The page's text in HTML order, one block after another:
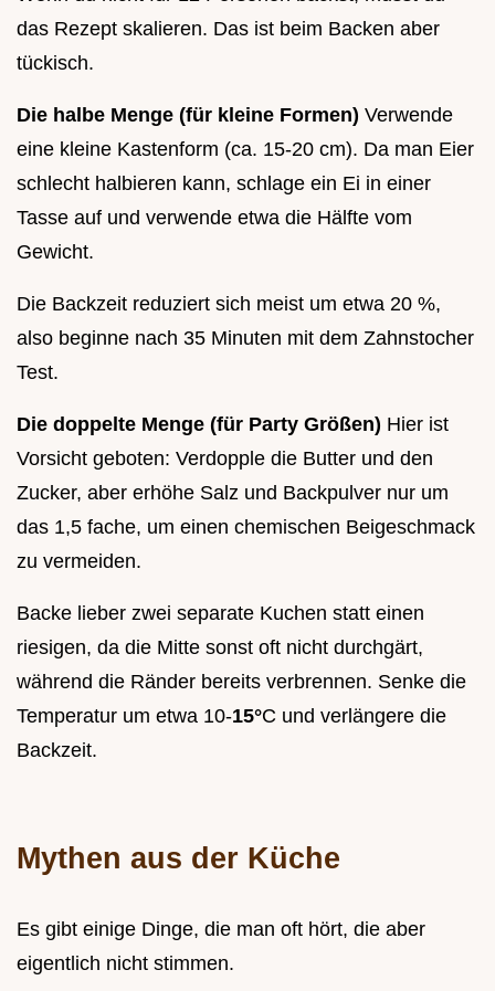
das Rezept skalieren. Das ist beim Backen aber
tückisch.
Die halbe Menge (für kleine Formen) Verwende
eine kleine Kastenform (ca. 15-20 cm). Da man Eier
schlecht halbieren kann, schlage ein Ei in einer
Tasse auf und verwende etwa die Hälfte vom
Gewicht.
Die Backzeit reduziert sich meist um etwa 20 %,
also beginne nach 35 Minuten mit dem Zahnstocher
Test.
Die doppelte Menge (für Party Größen) Hier ist
Vorsicht geboten: Verdopple die Butter und den
Zucker, aber erhöhe Salz und Backpulver nur um
das 1,5 fache, um einen chemischen Beigeschmack
zu vermeiden.
Backe lieber zwei separate Kuchen statt einen
riesigen, da die Mitte sonst oft nicht durchgärt,
während die Ränder bereits verbrennen. Senke die
Temperatur um etwa 10-15°C und verlängere die
Backzeit.
Mythen aus der Küche
Es gibt einige Dinge, die man oft hört, die aber
eigentlich nicht stimmen.